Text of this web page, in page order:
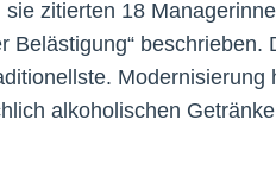
zitierten 18
Belästigung“ beschrieben.
Modernisierung
alkoholischen